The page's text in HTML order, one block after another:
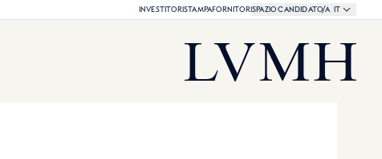
Corsi azionari LVMH
INVESTITORISTAMPAFORNITORISPAZIO CANDIDATO/ASelezione della
LINGUA
IT
Homepage LVMH